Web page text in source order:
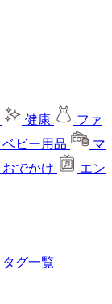
健康
ファ
ベビー用品
マ
おでかけ
エン
タグ一覧